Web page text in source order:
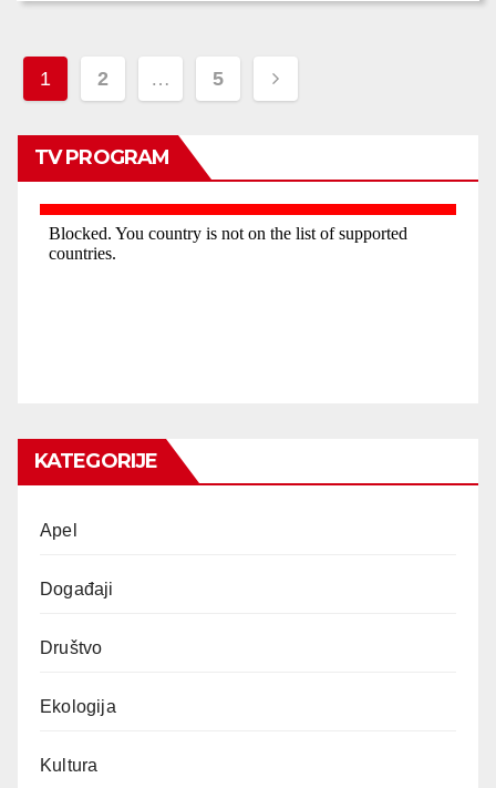
Posts
pagination
1 2 … 5
TV PROGRAM
KATEGORIJE
Apel
Događaji
Društvo
Ekologija
Kultura